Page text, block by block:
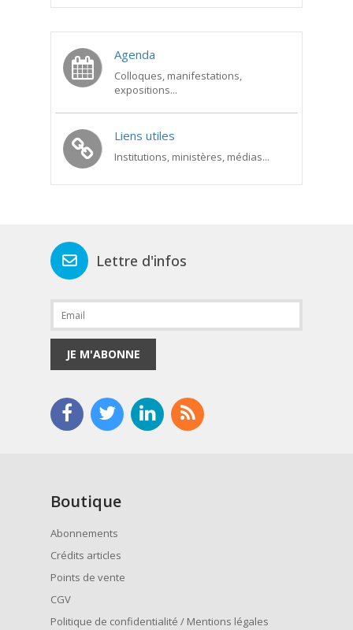
Agenda
Colloques, manifestations,
expositions...
Liens utiles
Institutions, ministères, médias...
Lettre d'infos
JE M'ABONNE
Boutique
Abonnements
Crédits articles
Points de vente
CGV
Politique de confidentialité / Mentions légales